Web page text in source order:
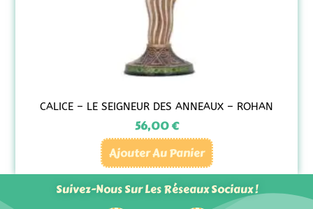
CALICE – LE SEIGNEUR DES ANNEAUX – ROHAN
56,00€
Ajouter Au Panier
Suivez-Nous Sur Les Réseaux Sociaux !